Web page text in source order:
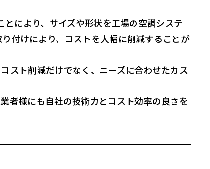
により、サイズや形状を工場の空調システ
付けにより、コストを大幅に削減することが
スト削減だけでなく、ニーズに合わせたカス
者様にも自社の技術力とコスト効率の良さを